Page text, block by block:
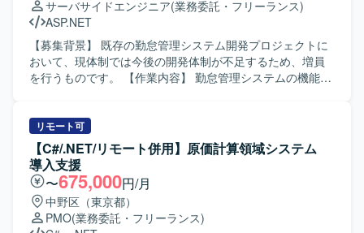
サーバサイドエンジニア(業務委託・フリーランス)
ASP.NET
【募集背景】 既存の勤怠管理システム開発プロジェクトに
おいて、現体制では今後の開発体制が不足するため、増員
を行うものです。 【作業内容】 勤怠管理システムの機能追
を用いたWebアプリケーション開発を行い、SQLを用いた
データベース連携やクエリ作成も実施していただきます。
既存機能の仕様把握や改修内容の整理、レビュー対応など
も行っていただきます。 【求める人物像】 開発メンバーや
関係者と能動的にコミュニケーションを取りながら、自ら
課題を発見し改善提案ができる方を求めております。既存
システムの仕様をキャッチアップしつつ、品質と効率の両
リモート可
【C#/.NET/リモート併用】原価計算領域システム
導入支援
〜675,000円/月
中野区（東京都）
PMO(業務委託・フリーランス)